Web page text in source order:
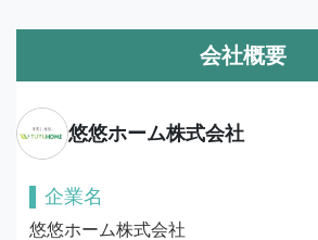
会社概要
悠悠ホーム株式会社
企業名
悠悠ホーム株式会社